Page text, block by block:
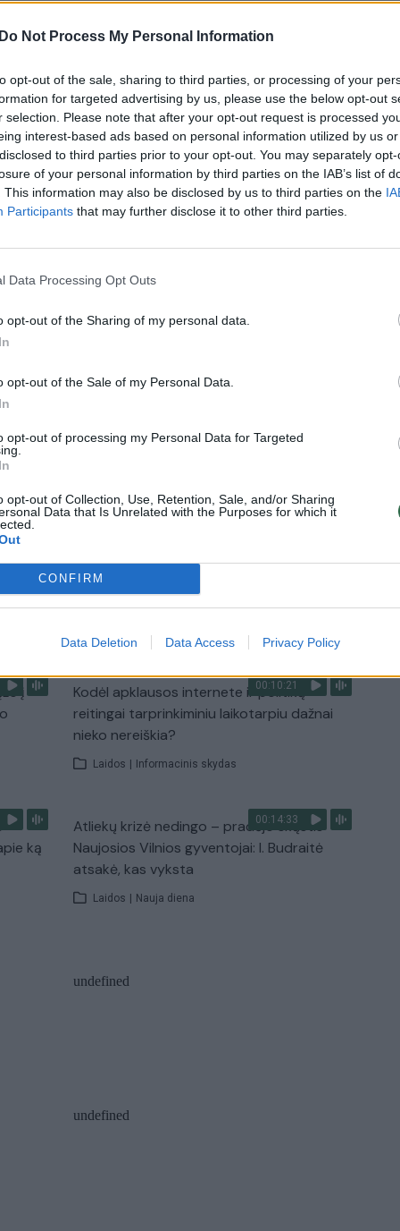
Do Not Process My Personal Information
opt-out of the sale, sharing to third parties, or processing of your
for targeted advertising by us, please use the below opt-out
selection. Please note that after your opt-out request is processed
interest-based ads based on personal information utilized by us
to third parties prior to your opt-out. You may separately
of your personal information by third parties on the IAB’s list of
This information may also be disclosed by us to third parties on the
Participants that may further disclose it to other third parties.
Data Processing Opt Outs
opt-out of the Sharing of my personal data.
opt-out of the Sale of my Personal Data.
opt-out of processing my Personal Data for Targeted
opt-out of Collection, Use, Retention, Sale, and/or Sharing
Data that Is Unrelated with the Purposes for which it
CONFIRM
Data Deletion Data Access Privacy Policy
pabaigoje, platformoje „X“ pranešė jo
Markwayne‘as Mullinas. M. Mullinas įraše
D. Trumpui pašalinti „žudikus,
ir gaujų narius iš Amerikos bendruomenių“.
Donaldas Trumpas (Donald Trump)
Lrytas.TV
į
Laidos | Žinios
ir
Dronai Vokietijoje kelia vis daugiau
klausimų: du pastebėti virš karinės bazės
į
00:10:21
Kodėl apklausos internete ir politikų
reitingai tarprinkiminiu laikotarpiu dažnai
nieko nereiškia?
Laidos | Informacinis skydas
–
ką
00:14:33
Atliekų krizė nedingo – pradėjo skųstis
Naujosios Vilnios gyventojai: I. Budraitė
atsakė, kas vyksta
Laidos | Nauja diena